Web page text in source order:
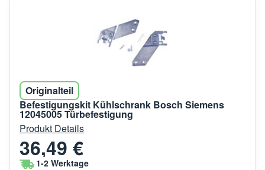
Originalteil
Befestigungskit Kühlschrank Bosch Siemens
12045005 Türbefestigung
Produkt Details
36,49 €
1-2 Werktage